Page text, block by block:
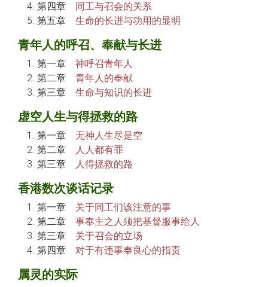
第四章 同工与召会的关系
第五章 生命的长进与功用的显明
青年人的呼召、奉献与长进
第一章 神呼召青年人
第二章 青年人的奉献
第三章 生命与知识的长进
虚空人生与得拯救的路
第一章 无神人生尽是空
第二章
人人都有罪
第三章
人得拯救的路
香港数次谈话记录
第一章 关于同工们该注意的事
第二章 事奉主之人须把基督服事给人
第三章 关于召会的立场
第四章 对于有违事奉良心的指责
属灵的实际